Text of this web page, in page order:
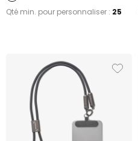
Qté min. pour personnaliser : 25